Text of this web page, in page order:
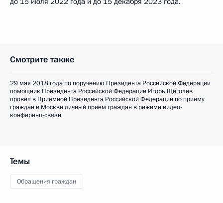
Смотрите также
29 мая 2018 года по поручению Президента Российской Федерации
помощник Президента Российской Федерации Игорь Щёголев
провёл в Приёмной Президента Российской Федерации по приёму
граждан в Москве личный приём граждан в режиме видео-
конференц-связи
Темы
Обращения граждан